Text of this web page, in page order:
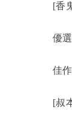
[香
優
佳
[叔